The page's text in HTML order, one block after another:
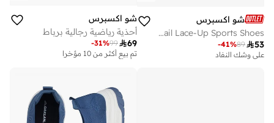
شو اكسبرس
Logo Detail Lace-Up Sports Shoes
53
89
-41%
على وشك النفاد
شو اكسبرس
أحذية رياضية رجالية برباط
69
99
-31%
تم بيع أكثر من 10 مؤخرا
على وشك النفاد